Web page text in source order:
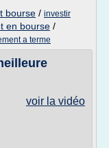
bourse / investir
en bourse /
a terme
voir la vidéo